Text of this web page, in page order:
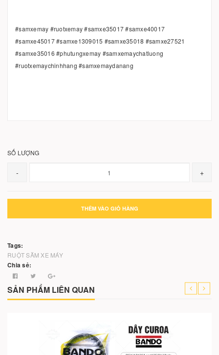
#samxemay #ruotxemay #samxe35017 #samxe40017
#samxe45017 #samxe1309015 #samxe35018 #samxe27521
#samxe35016 #phutungxemay #samxemaychatluong
#ruotxemaychinhhang #samxemaydanang
SỐ LƯỢNG
- +
THÊM VÀO GIỎ HÀNG
Tags:
RUỘTSĂM XE MÁY
Chia sẻ:
SẢN PHẨM LIÊN QUAN